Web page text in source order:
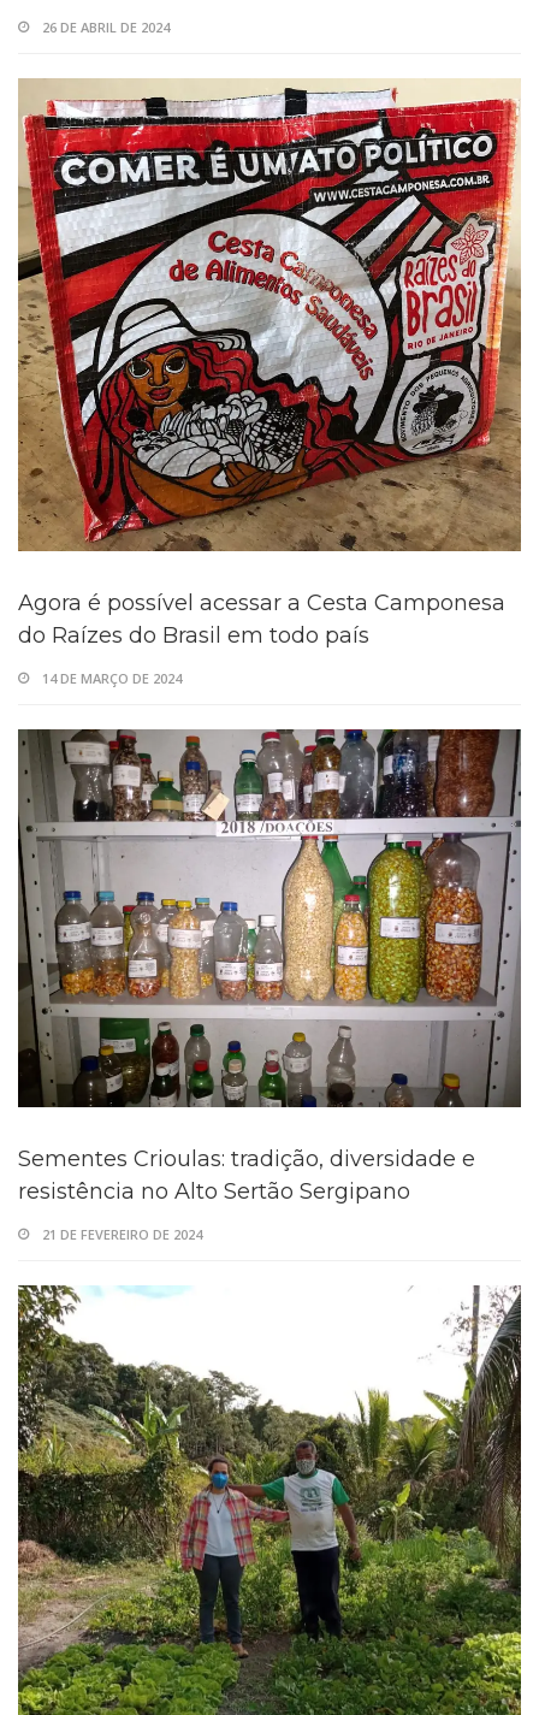
26 DE ABRIL DE 2024
Agora é possível acessar a Cesta Camponesa
do Raízes do Brasil em todo país
14 DE MARÇO DE 2024
Sementes Crioulas: tradição, diversidade e
resistência no Alto Sertão Sergipano
21 DE FEVEREIRO DE 2024